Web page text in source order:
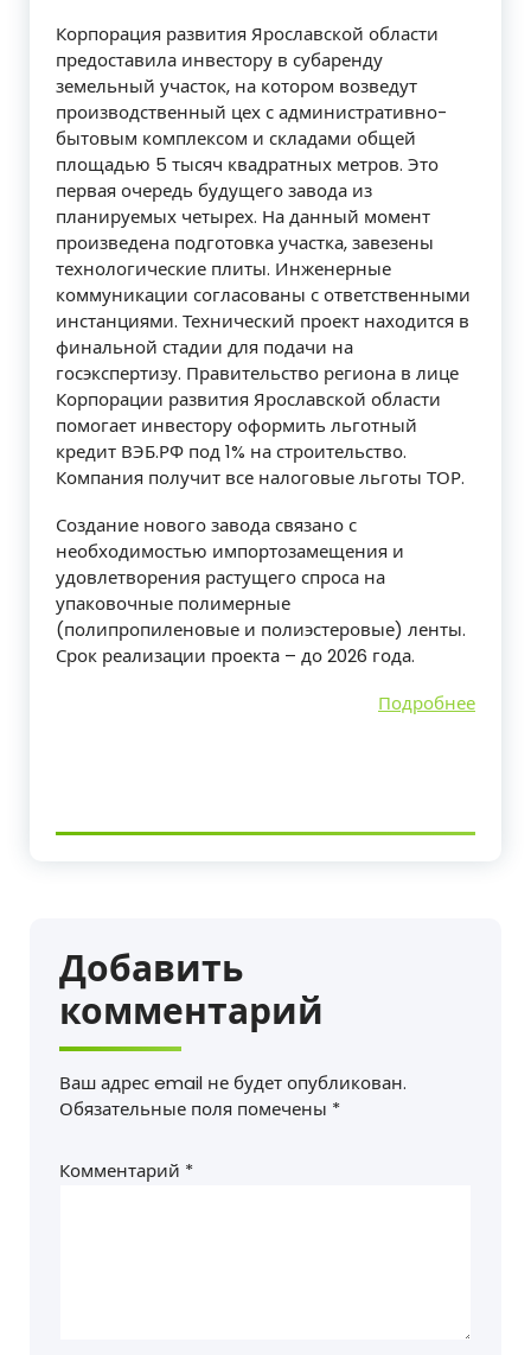
Корпорация развития Ярославской области
предоставила инвестору в субаренду
земельный участок, на котором возведут
производственный цех с административно-
бытовым комплексом и складами общей
площадью 5 тысяч квадратных метров. Это
первая очередь будущего завода из
планируемых четырех. На данный момент
произведена подготовка участка, завезены
технологические плиты. Инженерные
коммуникации согласованы с ответственными
инстанциями. Технический проект находится в
финальной стадии для подачи на
госэкспертизу. Правительство региона в лице
Корпорации развития Ярославской области
помогает инвестору оформить льготный
кредит ВЭБ.РФ под 1% на строительство.
Компания получит все налоговые льготы ТОР.
Создание нового завода связано с
необходимостью импортозамещения и
удовлетворения растущего спроса на
упаковочные полимерные
(полипропиленовые и полиэстеровые) ленты.
Срок реализации проекта – до 2026 года.
Подробнее
Добавить
комментарий
Ваш адрес email не будет опубликован.
Обязательные поля помечены *
Комментарий *